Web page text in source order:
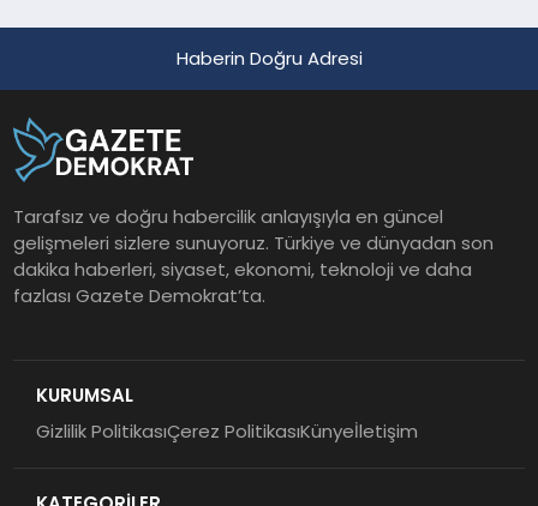
Haberin Doğru Adresi
Tarafsız ve doğru habercilik anlayışıyla en güncel
gelişmeleri sizlere sunuyoruz. Türkiye ve dünyadan son
dakika haberleri, siyaset, ekonomi, teknoloji ve daha
fazlası Gazete Demokrat’ta.
KURUMSAL
Gizlilik PolitikasıÇerez PolitikasıKünyeİletişim